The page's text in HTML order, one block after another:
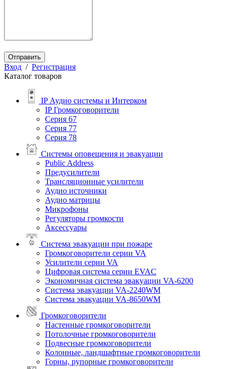
Отправить
Вход / Регистрация
Каталог товаров
IP Аудио системы и Интерком
IP Громкоговорители
Серия 67
Серия 77
Серия 78
Системы оповещения и эвакуации
Public Address
Предусилители
Трансляционные усилители
Аудио источники
Аудио матрицы
Микрофоны
Регуляторы громкости
Аксессуары
Система эвакуации при пожаре
Громкоговорители серии VA
Усилители серии VA
Цифровая система серии EVAC
Экономичная система эвакуации VA-6200
Система эвакуации VA-2240WM
Система эвакуации VA-8650WM
Громкоговорители
Настенные громкоговорители
Потолочные громкоговорители
Подвесные громкоговорители
Колонные, ландшафтные громкоговорители
Горны, рупорные громкоговорители